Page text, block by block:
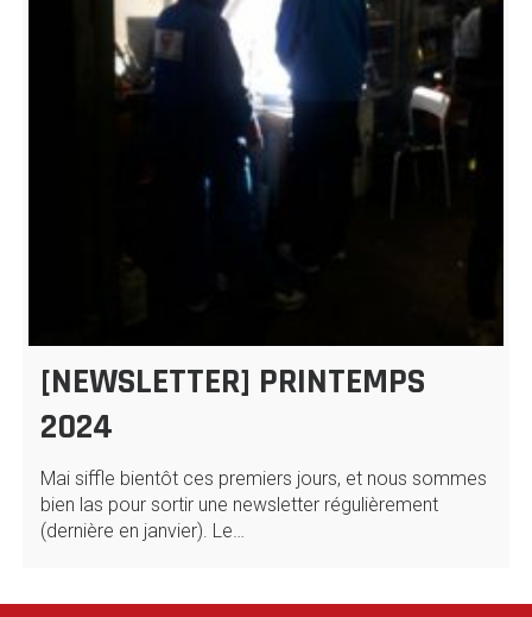
[NEWSLETTER] PRINTEMPS
2024
Mai siffle bientôt ces premiers jours, et nous sommes
bien las pour sortir une newsletter régulièrement
(dernière en janvier). Le…